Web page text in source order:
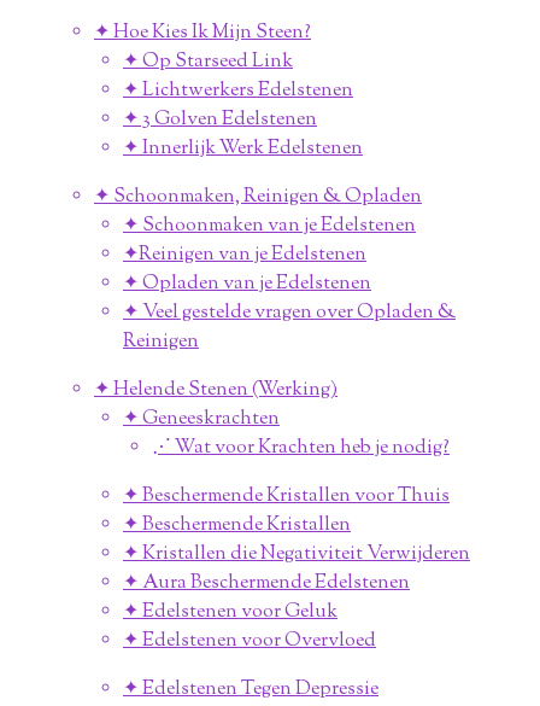
✦ Hoe Kies Ik Mijn Steen?
✦ Op Starseed Link
✦ Lichtwerkers Edelstenen
✦ 3 Golven Edelstenen
✦ Innerlijk Werk Edelstenen
✦ Schoonmaken, Reinigen & Opladen
✦ Schoonmaken van je Edelstenen
✦Reinigen van je Edelstenen
✦ Opladen van je Edelstenen
✦ Veel gestelde vragen over Opladen &
Reinigen
✦ Helende Stenen (Werking)
✦ Geneeskrachten
⋰ Wat voor Krachten heb je nodig?
✦ Beschermende Kristallen voor Thuis
✦ Beschermende Kristallen
✦ Kristallen die Negativiteit Verwijderen
✦ Aura Beschermende Edelstenen
✦ Edelstenen voor Geluk
✦ Edelstenen voor Overvloed
✦ Edelstenen Tegen Depressie